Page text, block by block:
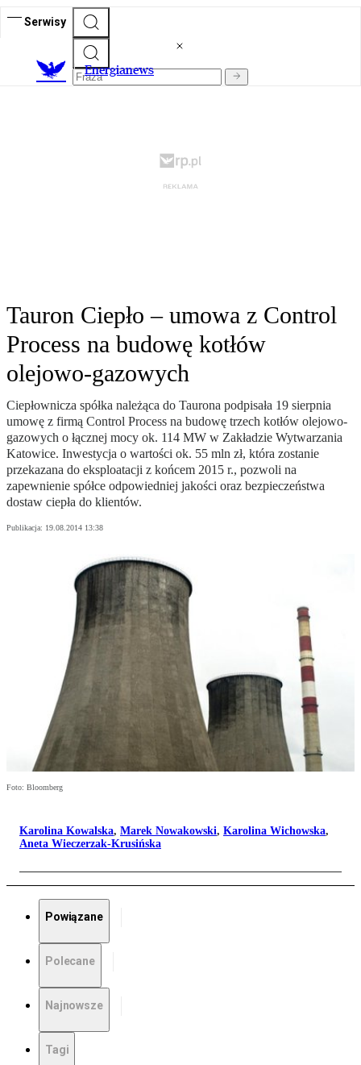
Serwisy
Energianews
Tauron Ciepło – umowa z Control
Process na budowę kotłów
olejowo-gazowych
Ciepłownicza spółka należąca do Taurona podpisała 19 sierpnia
umowę z firmą Control Process na budowę trzech kotłów olejowo-
gazowych o łącznej mocy ok. 114 MW w Zakładzie Wytwarzania
Katowice. Inwestycja o wartości ok. 55 mln zł, która zostanie
przekazana do eksploatacji z końcem 2015 r., pozwoli na
zapewnienie spółce odpowiedniej jakości oraz bezpieczeństwa
dostaw ciepła do klientów.
Publikacja: 19.08.2014 13:38
Foto: Bloomberg
Karolina Kowalska, Marek Nowakowski, Karolina Wichowska,
Aneta Wieczerzak-Krusińska
Powiązane
Polecane
Najnowsze
Tagi